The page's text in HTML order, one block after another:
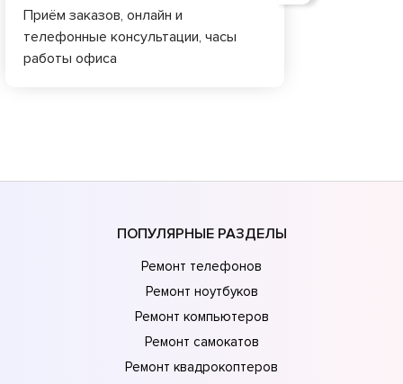
Приём заказов, онлайн и
телефонные консультации, часы
работы офиса
ПОПУЛЯРНЫЕ РАЗДЕЛЫ
Ремонт телефонов
Ремонт ноутбуков
Ремонт компьютеров
Ремонт самокатов
Ремонт квадрокоптеров